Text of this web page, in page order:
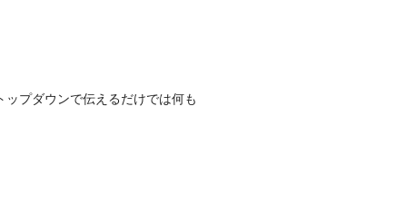
プダウンで伝えるだけでは何も